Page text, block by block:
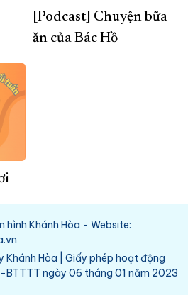
[Podcast] Chuyện bữa
ăn của Bác Hồ
hình Khánh Hòa - Website:
Khánh Hòa | Giấy phép hoạt động
BTTTT ngày 06 tháng 01 năm 2023